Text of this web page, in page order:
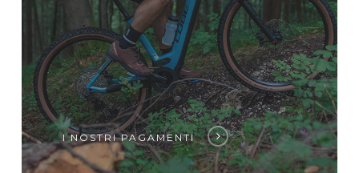
I NOSTRI PAGAMENTI